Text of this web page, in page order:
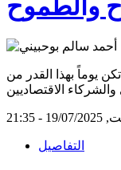
والطموح
يوماً بهذا القدر من
- 21:35
التفاصيل